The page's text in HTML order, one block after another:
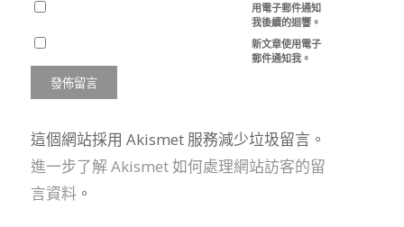
用電子郵件通知
我後續的迴響。
新文章使用電子
郵件通知我。
這個網站採用 Akismet 服務減少垃圾留言。
進一步了解 Akismet 如何處理網站訪客的留
言資料。